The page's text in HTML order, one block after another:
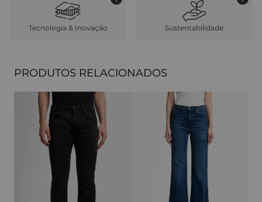
Tecnologia & Inovação Sustentabilidade
PRODUTOS RELACIONADOS